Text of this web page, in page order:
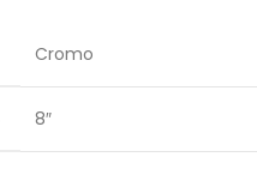
Cromo
8″